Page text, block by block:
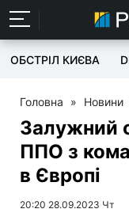
ОБСТРІЛ КИЄВА
Головна » Новини
Залужний
ППО з
в Європі
20:20 28.09.2023 Чт